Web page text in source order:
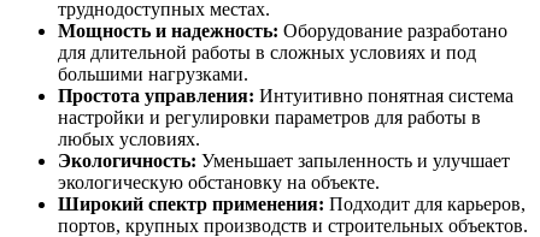
труднодоступных местах.
Мощность и надежность: Оборудование разработано
для длительной работы в сложных условиях и под
большими нагрузками.
Простота управления: Интуитивно понятная система
настройки и регулировки параметров для работы в
любых условиях.
Экологичность: Уменьшает запыленность и улучшает
экологическую обстановку на объекте.
Широкий спектр применения: Подходит для карьеров,
портов, крупных производств и строительных объектов.